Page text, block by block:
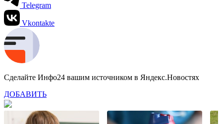
Telegram
Vkontakte
Сделайте Инфо24 вашим источником в Яндекс.Новостях
ДОБАВИТЬ